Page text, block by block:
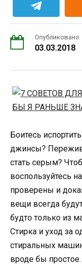
Опубликовано
03.03.2018
Боитесь
джинсы?
стать серым?
воспользуйтесь
проверены и
вещи всегда
будто только из
Стирка и уход за
стиральных
вроде бы